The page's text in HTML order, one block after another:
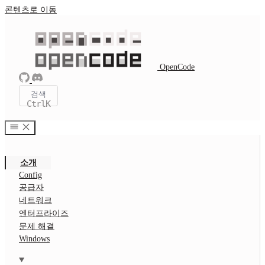
콘텐츠로 이동
OpenCode
검색
CtrlK
소개
Config
공급자
네트워크
엔터프라이즈
문제 해결
Windows